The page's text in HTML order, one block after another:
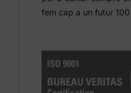
fem cap a un futur